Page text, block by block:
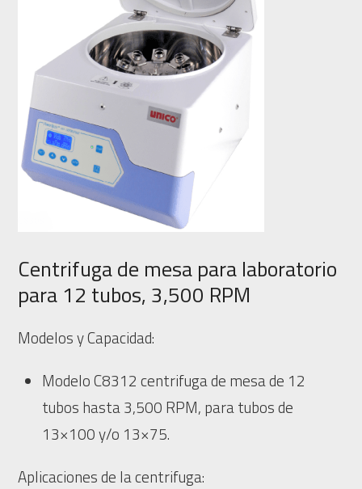
Centrifuga de mesa para laboratorio
para 12 tubos, 3,500 RPM
Modelos y Capacidad:
Modelo C8312 centrifuga de mesa de 12
tubos hasta 3,500 RPM, para tubos de
13×100 y/o 13×75.
Aplicaciones de la centrifuga: